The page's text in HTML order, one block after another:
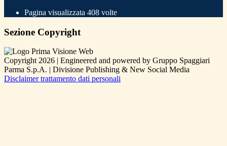
Pagina visualizzata 408 volte
Sezione Copyright
Copyright 2026 | Engineered and powered by Gruppo Spaggiari
Parma S.p.A. | Divisione Publishing & New Social Media
Disclaimer trattamento dati personali